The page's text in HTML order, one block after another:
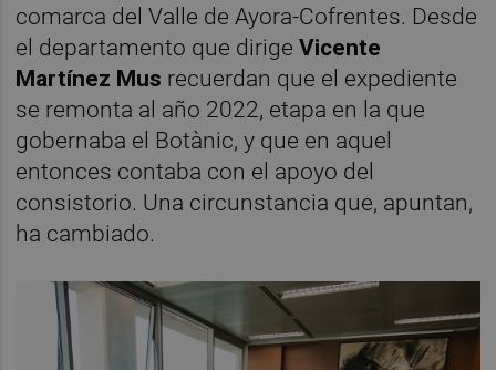
comarca del Valle de Ayora-Cofrentes. Desde
el departamento que dirigeVicente
Martínez Mus recuerdan que el expediente
se remonta al año 2022, etapa en la que
gobernaba el Botànic, y que en aquel
entonces contaba con el apoyo del
consistorio. Una circunstancia que, apuntan,
ha cambiado.